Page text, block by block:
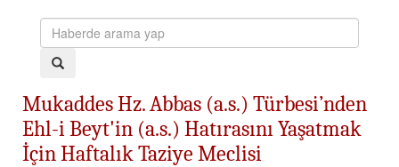
Mukaddes Hz. Abbas (a.s.) Türbesi’nden
Ehl-i Beyt'in (a.s.) Hatırasını Yaşatmak
İçin Haftalık Taziye Meclisi